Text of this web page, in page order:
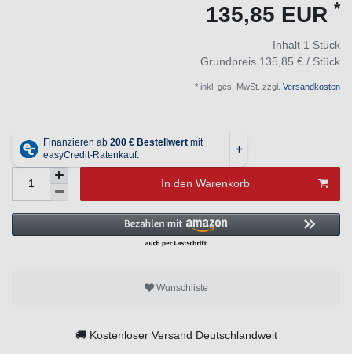
135,85 EUR *
Inhalt 1 Stück
Grundpreis 135,85 € / Stück
* inkl. ges. MwSt. zzgl. Versandkosten
In den Warenkorb
Wunschliste
🚚 Kostenloser Versand Deutschlandweit